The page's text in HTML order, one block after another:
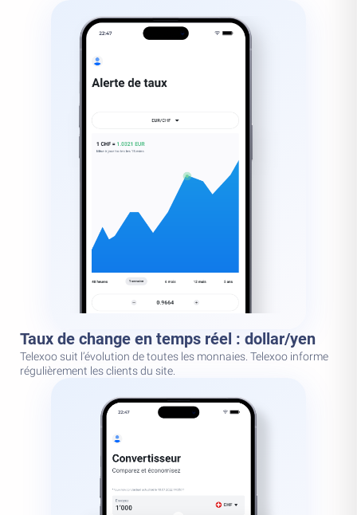
Taux de change en temps réel : dollar/yen
Telexoo suit l’évolution de toutes les monnaies. Telexoo informe
régulièrement les clients du site.